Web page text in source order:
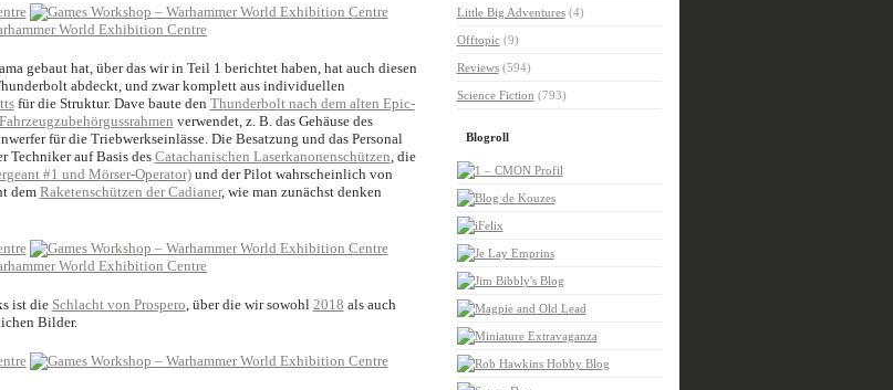
gebaut hat, über das wir in Teil 1 berichtet haben, hat auch diesen
abdeckt, und zwar komplett aus individuellen
für die Struktur. Dave baute den Thunderbolt nach dem alten Epic-
verwendet, z. B. das Gehäuse des
für die Triebwerkseinlässe. Die Besatzung und das Personal
Techniker auf Basis des Catachanischen Laserkanonenschützen, die
#1 und Mörser-Operator)und der Pilot wahrscheinlich von
dem Raketenschützen der Cadianer, wie man zunächst denken
ist die Schlacht von Prospero, über die wir sowohl 2018 als auch
Bilder.
Little Big Adventures(4)
Offtopic(9)
Reviews(594)
Science Fiction (793)
Blogroll